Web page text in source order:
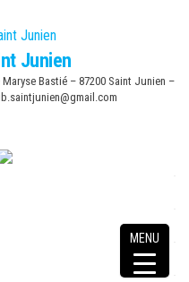
Junien
Bastié – 87200 Saint Junien –
MENU